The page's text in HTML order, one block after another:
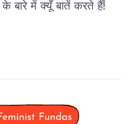
बारे में क्यूँ बातें करते हैं!